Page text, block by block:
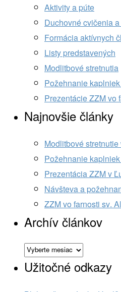
Aktivity a púte
Duchovné cvičenia
Formácia aktívnych
Listy predstavených
Modlitbové stretnutia
Požehnanie
Prezentácie ZZM vo
Najnovšie články
Modlitbové
Požehnanie
Prezentácia ZZM v
Návšteva a
ZZM vo farnosti sv.
Archív článkov
Archív
článkov
Užitočné odkazy